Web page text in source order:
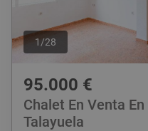
1 /28
95.000 €
Chalet En Venta
Talayuela